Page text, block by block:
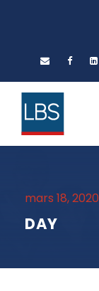
mars 18, 2020
DAY